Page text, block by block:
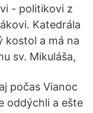
- politikovi z
Katedrála
kostol a má na
sv. Mikuláša,
počas Vianoc
oddýchli a ešte